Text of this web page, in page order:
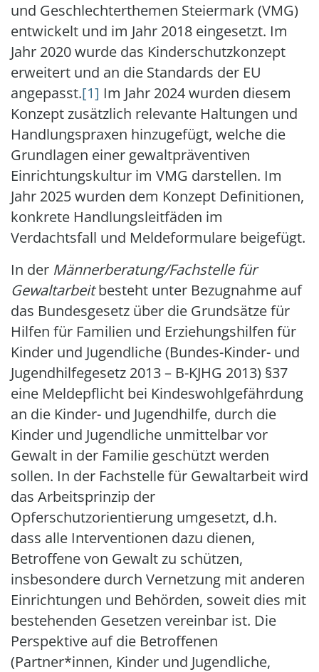
und Geschlechterthemen Steiermark (VMG)
entwickelt und im Jahr 2018 eingesetzt. Im
Jahr 2020 wurde das Kinderschutzkonzept
erweitert und an die Standards der EU
angepasst.[1] Im Jahr 2024 wurden diesem
Konzept zusätzlich relevante Haltungen und
Handlungspraxen hinzugefügt, welche die
Grundlagen einer gewaltpräventiven
Einrichtungskultur im VMG darstellen. Im
Jahr 2025 wurden dem Konzept Definitionen,
konkrete Handlungsleitfäden im
Verdachtsfall und Meldeformulare beigefügt.
In der Männerberatung/Fachstelle für
Gewaltarbeitbesteht unter Bezugnahme auf
das Bundesgesetz über die Grundsätze für
Hilfen für Familien und Erziehungshilfen für
Kinder und Jugendliche (Bundes-Kinder- und
Jugendhilfegesetz 2013 – B-KJHG 2013) §37
eine Meldepflicht bei Kindeswohlgefährdung
an die Kinder- und Jugendhilfe, durch die
Kinder und Jugendliche unmittelbar vor
Gewalt in der Familie geschützt werden
sollen. In der Fachstelle für Gewaltarbeit wird
das Arbeitsprinzip der
Opferschutzorientierung umgesetzt, d.h.
dass alle Interventionen dazu dienen,
Betroffene von Gewalt zu schützen,
insbesondere durch Vernetzung mit anderen
Einrichtungen und Behörden, soweit dies mit
bestehenden Gesetzen vereinbar ist. Die
Perspektive auf die Betroffenen
(Partner*innen, Kinder und Jugendliche,